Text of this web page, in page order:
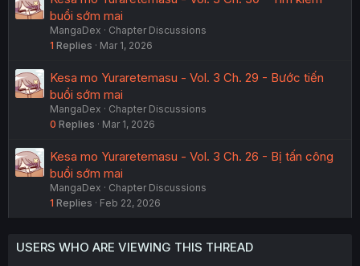
buổi sớm mai
MangaDex
Chapter Discussions
1 Replies Mar 1, 2026
Kesa mo Yuraretemasu - Vol. 3 Ch. 29 - Bước tiến
buổi sớm mai
MangaDex
Chapter Discussions
0 Replies Mar 1, 2026
Kesa mo Yuraretemasu - Vol. 3 Ch. 26 - Bị tấn công
buổi sớm mai
MangaDex
Chapter Discussions
1 Replies Feb 22, 2026
USERS WHO ARE VIEWING THIS THREAD